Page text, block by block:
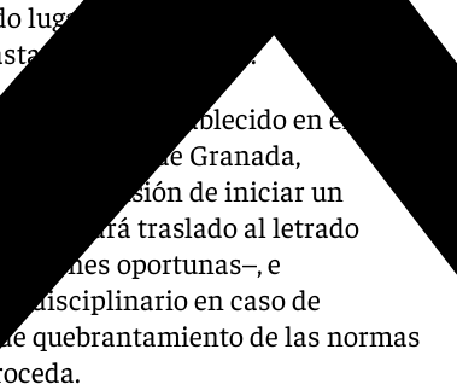
lugar con ello al llamado «caso
consecuencias».
establecido en el
Abogados de Granada,
la decisión de iniciar un
se dará traslado al letrado
oportunas–, e
disciplinario en caso de
quebrantamiento de las normas